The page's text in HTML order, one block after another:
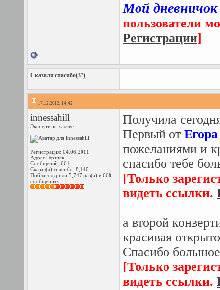
Мой
пользователи
Регистрации]
Сказали спасибо(37)
17.12.2012, 14:42
innessahill
Эксперт по халяве
Регистрация: 04.06.2011
Адрес: Брянск
Сообщений: 661
Сказал(а) спасибо: 8,140
Поблагодарили 5,747 раз(а) в 668
сообщениях
Получила
Первый от
пожеланиями и
спасибо тебе
[Только
видеть ссылки.
а второй
красивая
Спасибо
[Только
видеть ссылки.